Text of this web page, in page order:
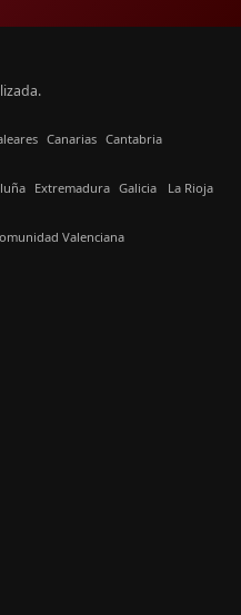
Canarias Cantabria
Extremadura Galicia La Rioja
Valenciana